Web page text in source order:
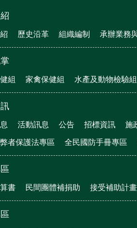
歷史沿革 組織編制 承辦業務
組 家禽保健組 水產及動物檢驗組
活動訊息 公告 招標資訊 施
者保護法專區 全民國防手冊專區
書 民間團體補捐助 接受補助計